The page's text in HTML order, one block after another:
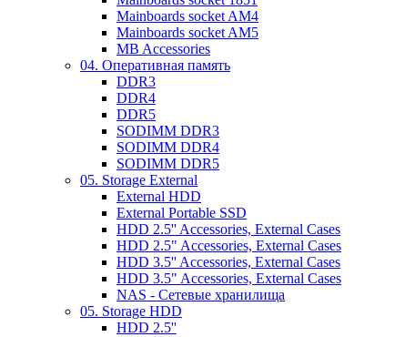
Mainboards socket AM4
Mainboards socket AM5
MB Accessories
04. Оперативная память
DDR3
DDR4
DDR5
SODIMM DDR3
SODIMM DDR4
SODIMM DDR5
05. Storage External
External HDD
External Portable SSD
HDD 2.5'' Accessories, External Cases
HDD 2.5" Accessories, External Cases
HDD 3.5'' Accessories, External Cases
HDD 3.5" Accessories, External Cases
NAS - Сетевые хранилища
05. Storage HDD
HDD 2.5''